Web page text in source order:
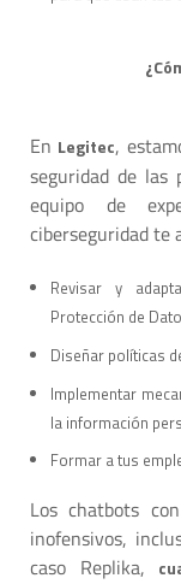
En Legitec,
seguridad de las
equipo de
ciberseguridad te
Revisar y
Protección de
Diseñar políticas
Implementar
la información
Formar a tus
Los chatbots
inofensivos,
caso Replika,